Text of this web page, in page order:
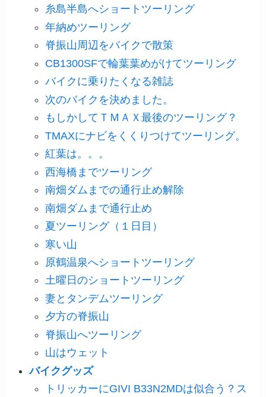
糸島半島へショートツーリング
年納めツーリング
脊振山周辺をバイクで散策
CB1300SFで輪葉葉めがけてツーリング
バイクに乗りたくなる雑誌
次のバイクを決めました。
もしかしてＴＭＡＸ最後のツーリング？
TMAXにナビをくくりつけてツーリング。
紅葉は。。。
西海橋までツーリング
南畑ダムまでの通行止め解除
南畑ダムまで通行止め
夏ツーリング（１日目）
寒い山
原鶴温泉へショートツーリング
土曜日のショートツーリング
妻とタンデムツーリング
夕方の脊振山
脊振山へツーリング
山はウェット
バイクグッズ
トリッカーにGIVI B33N2MDは似合う？ス